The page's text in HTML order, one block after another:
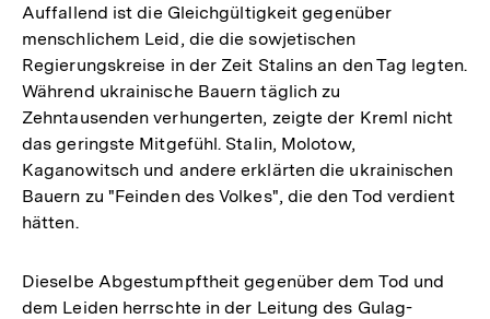
Auflösung
Fußnote
Auffallend ist die Gleichgültigkeit gegenüber
menschlichem Leid, die die sowjetischen
Regierungskreise in der Zeit Stalins an den Tag legten.
Während ukrainische Bauern täglich zu
Zehntausenden verhungerten, zeigte der Kreml nicht
das geringste Mitgefühl. Stalin, Molotow,
Kaganowitsch und andere erklärten die ukrainischen
Bauern zu "Feinden des Volkes", die den Tod verdient
hätten.
Dieselbe Abgestumpftheit gegenüber dem Tod und
dem Leiden herrschte in der Leitung des Gulag-